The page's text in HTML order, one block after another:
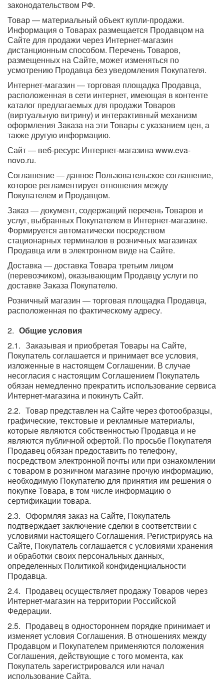
законодательством РФ.
Товар — материальный объект купли-продажи.
Информация о Товарах размещается Продавцом на
Сайте для продажи через Интернет-магазин
дистанционным способом. Перечень Товаров,
размещенных на Сайте, может изменяться по
усмотрению Продавца без уведомления Покупателя.
Интернет-магазин — торговая площадка Продавца,
расположенная в сети интернет, имеющая в контенте
каталог предлагаемых для продажи Товаров
(виртуальную витрину) и интерактивный механизм
оформления Заказа на эти Товары с указанием цен, а
также другую информацию.
Сайт — веб-ресурс Интернет-магазина www.eva-
novo.ru.
Соглашение — данное Пользовательское соглашение,
которое регламентирует отношения между
Покупателем и Продавцом.
Заказ — документ, содержащий перечень Товаров и
услуг, выбранных Покупателем в Интернет-магазине.
Формируется автоматически посредством
стационарных терминалов в розничных магазинах
Продавца или в электронном виде на Сайте.
Доставка — доставка Товара третьим лицом
(перевозчиком), оказывающим Продавцу услуги по
доставке Заказа Покупателю.
Розничный магазин — торговая площадка Продавца,
расположенная по фактическому адресу.
Общие условия
Заказывая и приобретая Товары на Сайте,
Покупатель соглашается и принимает все условия,
изложенные в настоящем Соглашении. В случае
несогласия с настоящим Соглашением Покупатель
обязан немедленно прекратить использование сервиса
Интернет-магазина и покинуть Сайт.
Товар представлен на Сайте через фотообразцы,
графические, текстовые и рекламные материалы,
которые являются собственностью Продавца и не
являются публичной офертой. По просьбе Покупателя
Продавец обязан предоставить по телефону,
посредством электронной почты или при ознакомлении
с товаром в розничном магазине прочую информацию,
необходимую Покупателю для принятия им решения о
покупке Товара, в том числе информацию о
сертификации товара.
Оформляя заказ на Сайте, Покупатель
подтверждает заключение сделки в соответствии с
условиями настоящего Соглашения. Регистрируясь на
Сайте, Покупатель соглашается с условиями хранения
и обработки своих персональных данных,
определенных Политикой конфиденциальности
Продавца.
Продавец осуществляет продажу Товаров через
Интернет-магазин на территории Российской
Федерации.
Продавец в одностороннем порядке принимает и
изменяет условия Соглашения. В отношениях между
Продавцом и Покупателем применяются положения
Соглашения, действующие с того момента, как
Покупатель зарегистрировался или начал
использование Сайта.